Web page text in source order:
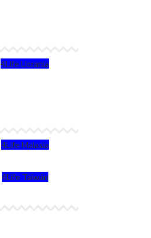
4Life Ucrania
4Life Malasia
4Life Taiwán